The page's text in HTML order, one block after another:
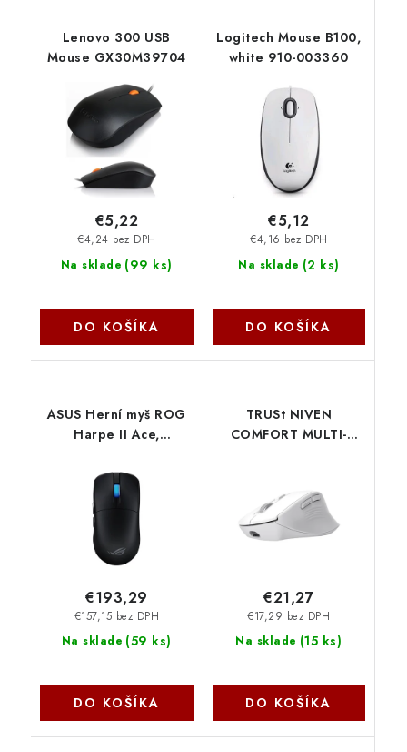
Lenovo 300 USB
Mouse GX30M39704
Na sklade (99 ks)
€4,24 bez DPH
€5,22
DO KOŠÍKA
Logitech Mouse B100,
white 910-003360
Na sklade (2 ks)
€4,16 bez DPH
€5,12
DO KOŠÍKA
ASUS Herní myš ROG
Harpe II Ace,
90MP0490-BMUA00
Asus
Na sklade (59 ks)
€157,15 bez DPH
€193,29
DO KOŠÍKA
TRUSt NIVEN
COMFORT MULTI-
Na sklade (15 ks)
€17,29 bez DPH
€21,27
DO KOŠÍKA